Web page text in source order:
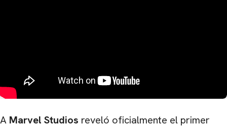
A Marvel Studios reveló oficialmente el primer